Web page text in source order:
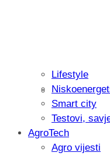
Isprobali
Lifestyle
Smart city
Testovi,
AgroTech
Agro vijesti